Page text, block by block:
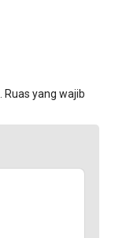
Ruas yang wajib